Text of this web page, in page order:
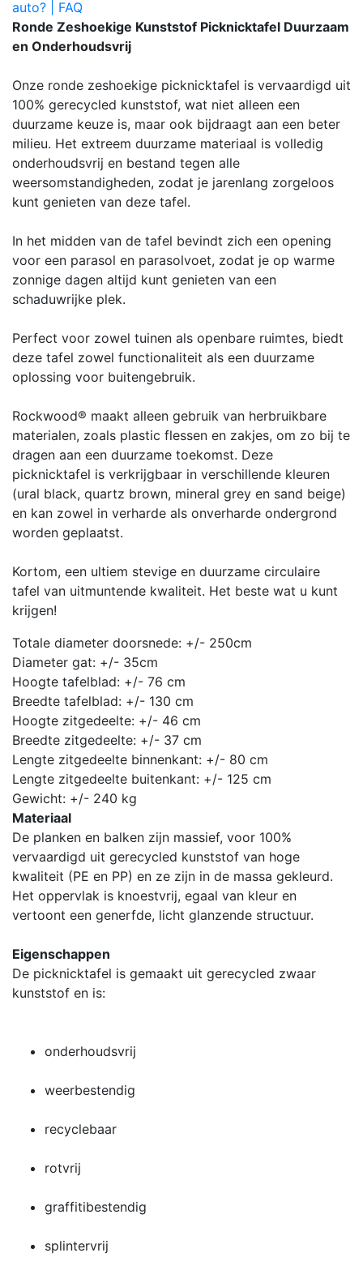
auto? | FAQ
Ronde Zeshoekige Kunststof Picknicktafel Duurzaam
en Onderhoudsvrij
Onze ronde zeshoekige picknicktafel is vervaardigd uit
100% gerecycled kunststof, wat niet alleen een
duurzame keuze is, maar ook bijdraagt aan een beter
milieu. Het extreem duurzame materiaal is volledig
onderhoudsvrij en bestand tegen alle
weersomstandigheden, zodat je jarenlang zorgeloos
kunt genieten van deze tafel.
In het midden van de tafel bevindt zich een opening
voor een parasol en parasolvoet, zodat je op warme
zonnige dagen altijd kunt genieten van een
schaduwrijke plek.
Perfect voor zowel tuinen als openbare ruimtes, biedt
deze tafel zowel functionaliteit als een duurzame
oplossing voor buitengebruik.
Rockwood® maakt alleen gebruik van herbruikbare
materialen, zoals plastic flessen en zakjes, om zo bij te
dragen aan een duurzame toekomst. Deze
picknicktafel is verkrijgbaar in verschillende kleuren
(ural black, quartz brown, mineral grey en sand beige)
en kan zowel in verharde als onverharde ondergrond
worden geplaatst.
Kortom, een ultiem stevige en duurzame circulaire
tafel van uitmuntende kwaliteit. Het beste wat u kunt
krijgen!
Totale diameter doorsnede: +/- 250cm
Diameter gat: +/- 35cm
Hoogte tafelblad: +/- 76 cm
Breedte tafelblad: +/- 130 cm
Hoogte zitgedeelte: +/- 46 cm
Breedte zitgedeelte: +/- 37 cm
Lengte zitgedeelte binnenkant: +/- 80 cm
Lengte zitgedeelte buitenkant: +/- 125 cm
Gewicht: +/- 240 kg
Materiaal
De planken en balken zijn massief, voor 100%
vervaardigd uit gerecycled kunststof van hoge
kwaliteit (PE en PP) en ze zijn in de massa gekleurd.
Het oppervlak is knoestvrij, egaal van kleur en
vertoont een generfde, licht glanzende structuur.
Eigenschappen
De picknicktafel is gemaakt uit gerecycled zwaar
kunststof en is:
onderhoudsvrij
weerbestendig
recyclebaar
rotvrij
graffitibestendig
splintervrij